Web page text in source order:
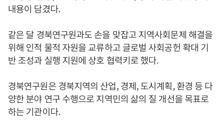
내용이 담겼다.
같은 달 경북연구원과도 손을 맞잡고 지역사회문제 해결을
위해 인적 물적 자원을 교류하고 글로벌 사회공헌 확대 기
반 조성과 실행 지원에 상호 협력키로 했다.
경북연구원은 경북지역의 산업, 경제, 도시계획, 환경 등 다
양한 분야 연구 수행으로 지역민의 삶의 질 개선을 목표로
하는 기관이다.